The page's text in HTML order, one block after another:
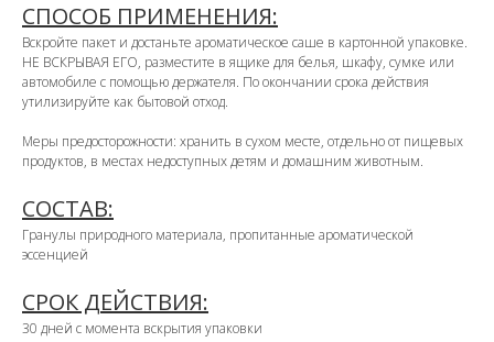
СПОСОБ ПРИМЕНЕНИЯ:
Вскройте пакет и достаньте ароматическое саше в картонной упаковке.
НЕ ВСКРЫВАЯ ЕГО, разместите в ящике для белья, шкафу, сумке или
автомобиле с помощью держателя. По окончании срока действия
утилизируйте как бытовой отход.
Меры предосторожности: хранить в сухом месте, отдельно от пищевых
продуктов, в местах недоступных детям и домашним животным.
СОСТАВ:
Гранулы природного материала, пропитанные ароматической
эссенцией
СРОК ДЕЙСТВИЯ:
30 дней с момента вскрытия упаковки